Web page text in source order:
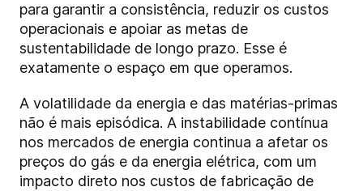
para garantir a consistência, reduzir os custos
operacionais e apoiar as metas de
sustentabilidade de longo prazo. Esse é
exatamente o espaço em que operamos.
A volatilidade da energia e das matérias-primas
não é mais episódica. A instabilidade contínua
nos mercados de energia continua a afetar os
preços do gás e da energia elétrica, com um
impacto direto nos custos de fabricação de